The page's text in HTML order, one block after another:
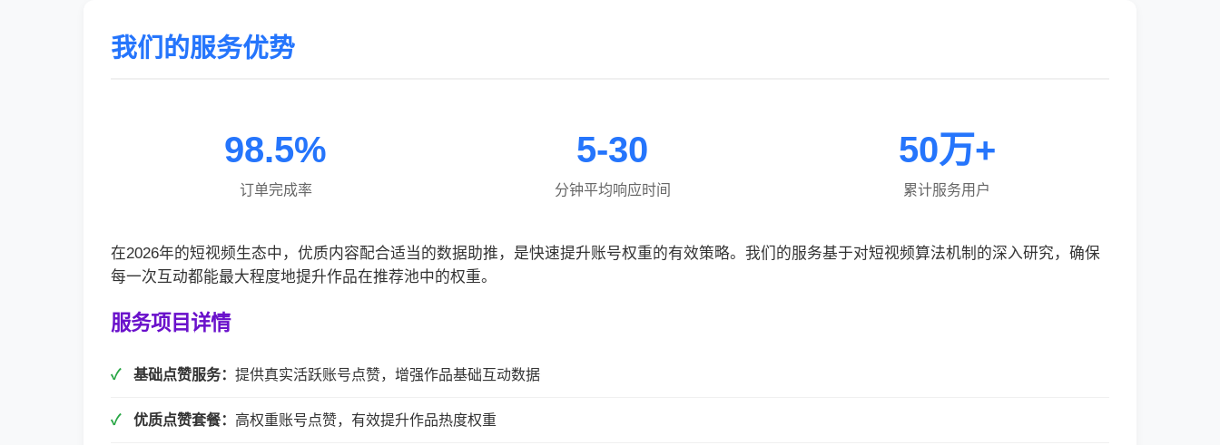
我们的服务优势
98.5%
订单完成率
5-30
分钟平均响应时间
50万+
累计服务用户
在2026年的短视频生态中，优质内容配合适当的数据助推，是快速提升账号权重的有效策略。我们的服务基于对短视频算法机制的深入研究，确保
每一次互动都能最大程度地提升作品在推荐池中的权重。
服务项目详情
基础点赞服务： 提供真实活跃账号点赞，增强作品基础互动数据
优质点赞套餐： 高权重账号点赞，有效提升作品热度权重